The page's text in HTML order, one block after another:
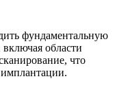
фундаментальную
области
что